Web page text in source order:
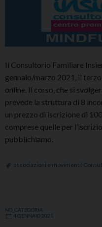
Il Consultorio Familiare
gennaio/marzo 2021, il
online. Il corso, che si
prevede la struttura di 8
un prezzo di iscrizione di
comprese quelle per
pubblichiamo.
associazioni e movimenti
NO_CATEGORIA
4 GENNAIO 2021